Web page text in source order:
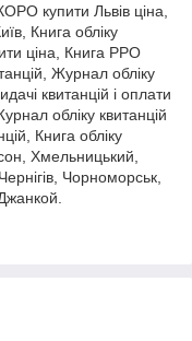
купити Львів ціна,
Книга обліку
ціна, Книга РРО
Журнал обліку
квитанцій і оплати
обліку квитанцій
Книга обліку
Хмельницький,
Чорноморськ,